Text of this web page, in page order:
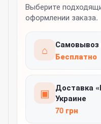
Выберите
оформлении заказа.
⌂
Самовывоз
Бесплатно
▣
Доставка
Украине
70 грн